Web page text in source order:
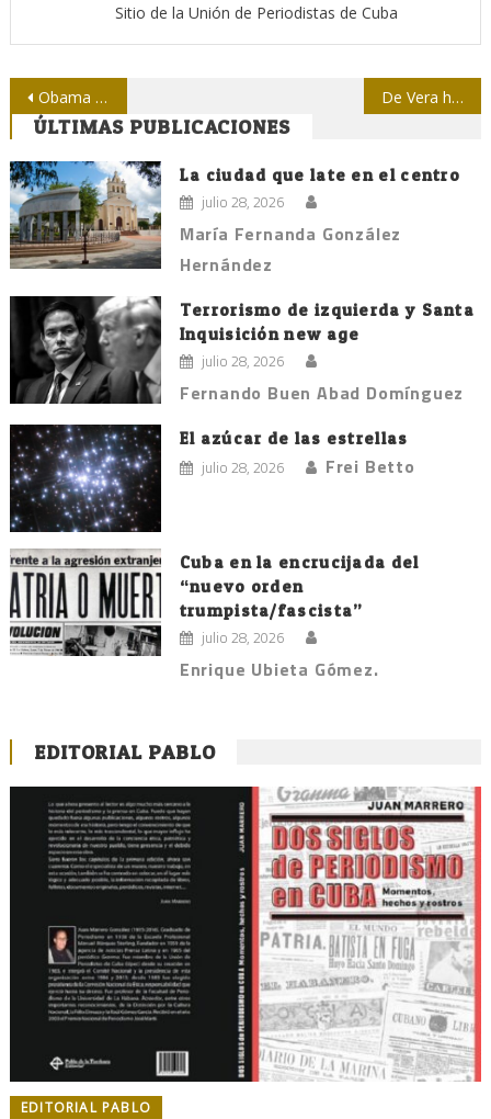
Sitio de la Unión de Periodistas de Cuba
Navegación
de
entradas
Obama pide al Congreso que levante el bloqueo a Cuba De Vera habrá que seguir hablando, estudiando sus textos, evocándolo
ÚLTIMAS PUBLICACIONES
La ciudad que late en el centro
julio 28, 2026
María Fernanda González
Hernández
Terrorismo de izquierda y Santa
Inquisición new age
julio 28, 2026
Fernando Buen Abad Domínguez
El azúcar de las estrellas
julio 28, 2026 Frei Betto
Cuba en la encrucijada del
“nuevo orden
trumpista/fascista”
julio 28, 2026
Enrique Ubieta Gómez.
EDITORIAL PABLO
EDITORIAL PABLO